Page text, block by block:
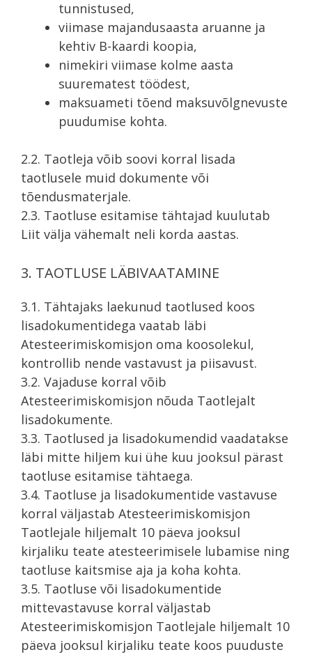
tunnistused,
viimase majandusaasta aruanne ja
kehtiv B-kaardi koopia,
nimekiri viimase kolme aasta
suurematest töödest,
maksuameti tõend maksuvõlgnevuste
puudumise kohta.
2.2. Taotleja võib soovi korral lisada
taotlusele muid dokumente või
tõendusmaterjale.
2.3. Taotluse esitamise tähtajad kuulutab
Liit välja vähemalt neli korda aastas.
3. TAOTLUSE LÄBIVAATAMINE
3.1. Tähtajaks laekunud taotlused koos
lisadokumentidega vaatab läbi
Atesteerimiskomisjon oma koosolekul,
kontrollib nende vastavust ja piisavust.
3.2. Vajaduse korral võib
Atesteerimiskomisjon nõuda Taotlejalt
lisadokumente.
3.3. Taotlused ja lisadokumendid vaadatakse
läbi mitte hiljem kui ühe kuu jooksul pärast
taotluse esitamise tähtaega.
3.4. Taotluse ja lisadokumentide vastavuse
korral väljastab Atesteerimiskomisjon
Taotlejale hiljemalt 10 päeva jooksul
kirjaliku teate atesteerimisele lubamise ning
taotluse kaitsmise aja ja koha kohta.
3.5. Taotluse või lisadokumentide
mittevastavuse korral väljastab
Atesteerimiskomisjon Taotlejale hiljemalt 10
päeva jooksul kirjaliku teate koos puuduste